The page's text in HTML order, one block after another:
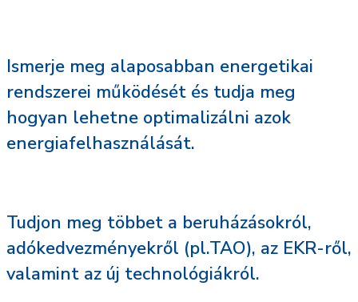
Ismerje meg alaposabban energetikai
rendszerei működését és tudja meg
hogyan lehetne optimalizálni azok
energiafelhasználását.
Tudjon meg többet a beruházásokról,
adókedvezményekről (pl.TAO), az EKR-ről,
valamint az új technológiákról.